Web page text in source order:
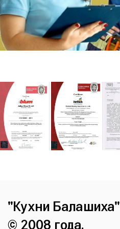
"Кухни Балашиха"
© 2008 года.